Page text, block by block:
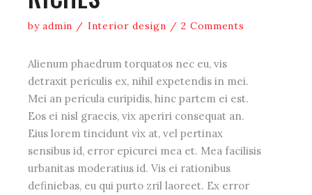
byadmin Interior design 2 Comments
Alienum phaedrum torquatos nec eu, vis
detraxit periculis ex, nihil expetendis in mei.
Mei an pericula euripidis, hinc partem ei est.
Eos ei nisl graecis, vix aperiri consequat an.
Eius lorem tincidunt vix at, vel pertinax
sensibus id, error epicurei mea et. Mea facilisis
urbanitas moderatius id. Vis ei rationibus
definiebas, eu qui purto zril laoreet. Ex error